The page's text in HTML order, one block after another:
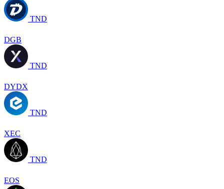
TND
DGB
TND
DYDX
TND
XEC
TND
EOS